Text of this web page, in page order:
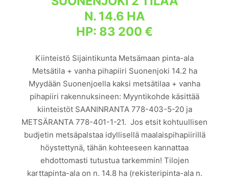
N. 14.6 HA
HP: 83 200 €
Kiinteistö Sijaintikunta Metsämaan pinta-ala
Metsätila + vanha pihapiiri Suonenjoki 14.2 ha
Myydään Suonenjoella kaksi metsätilaa + vanha
pihapiiri rakennuksineen: Myyntikohde käsittää
kiinteistöt SAANINRANTA 778-403-5-20 ja
METSÄRANTA 778-401-1-21. Jos etsit kohtuullisen
budjetin metsäpalstaa idyllisellä maalaispihapiirillä
höystettynä, tähän kohteeseen kannattaa
ehdottomasti tutustua tarkemmin! Tilojen
karttapinta-ala on n. 14.8 ha (rekisteripinta-ala n.